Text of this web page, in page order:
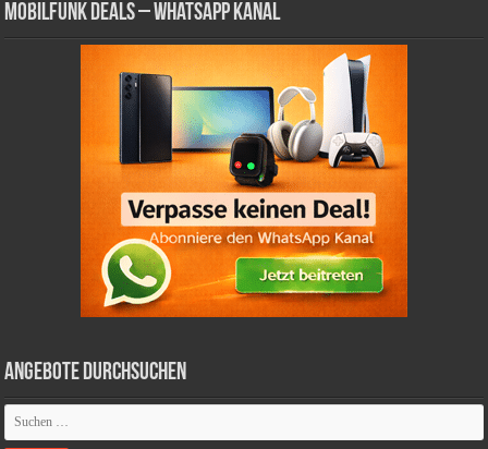
Mobilfunk Deals – WhatsApp Kanal
Angebote durchsuchen